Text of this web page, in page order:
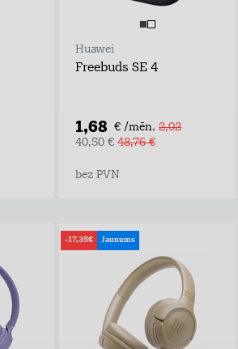
Huawei
Freebuds SE 4
1,68 € /mēn. 2,02
40,50 € 48,76 €
bez PVN
-17,35€ Jaunums